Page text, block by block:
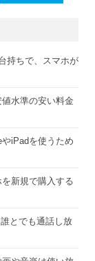
持ちで、スマホが
水準の安い料金
iPadを使うため
新規で購入する
とでも通話し放